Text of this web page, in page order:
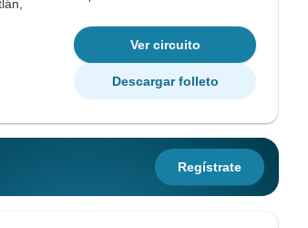
Ver circuito
Descargar folleto
Regístrate